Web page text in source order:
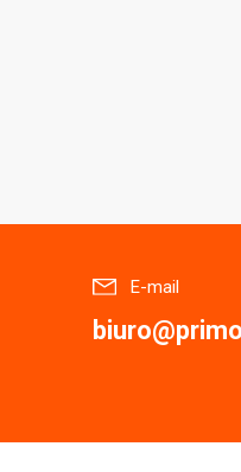
E-mail